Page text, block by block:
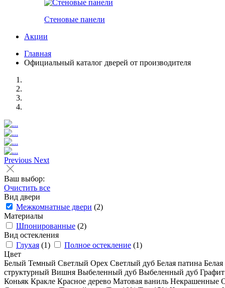
Стеновые панели
Акции
Главная
Официальный каталог дверей от производителя
Previous Next
Ваш выбор:
Очистить все
Вид двери
Межкомнатные двери (2)
Материалы
Шпонированные (2)
Вид остекления
Глухая (1) Полное остекление (1)
Цвет
Белый Темный Светлый Орех Светлый дуб Белая патина Белая
структурный Вишня Выбеленный дуб Выбеленный дуб Графит
Коньяк Кракле Красное дерево Матовая ваниль Некрашенные